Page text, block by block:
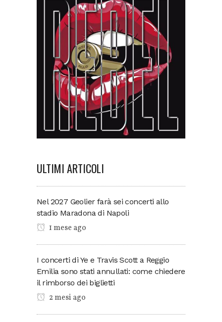
ULTIMI ARTICOLI
Nel 2027 Geolier farà sei concerti allo
stadio Maradona di Napoli
1 mese ago
I concerti di Ye e Travis Scott a Reggio
Emilia sono stati annullati: come chiedere
il rimborso dei biglietti
2 mesi ago